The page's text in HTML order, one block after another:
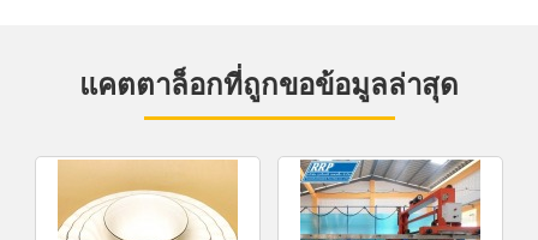
แคตตาล็อกที่ถูกขอข้อมูลล่าสุด